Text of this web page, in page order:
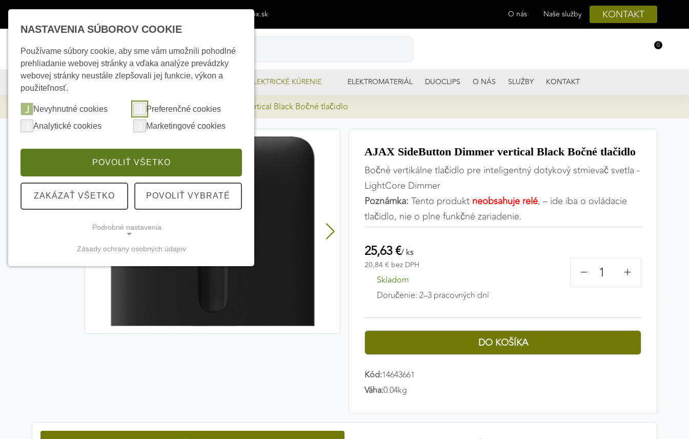
eshop@izimpx.sk O nás Naše služby KONTAKT
0
KAMEROVÉ SYSTÉMY ZABEZPEČOVACIE SYSTÉMY ELEKTRICKÉ KÚRENIE ELEKTROMATERIÁL DUOCLIPS O NÁS SLUŽBY KONTAKT
Elektrické kúrenie AJAX SideButton Dimmer vertical Black Bočné tlačidlo
AJAX SideButton Dimmer vertical Black Bočné tlačidlo
Bočné vertikálne tlačidlo pre inteligentný dotykový stmievač svetla -
LightCore Dimmer
Poznámka: Tento produkt neobsahuje relé, – ide iba o ovládacie
tlačidlo, nie o plne funkčné zariadenie.
25,63 €/ ks
20,84 € bez DPH
Skladom
Doručenie: 2–3 pracovných dní
− +
Kód:14643661
Váha:0.04kg
NASTAVENIA SÚBOROV COOKIE
Používame súbory cookie, aby sme vám umožnili pohodlné
prehliadanie webovej stránky a vďaka analýze prevádzky
webovej stránky neustále zlepšovali jej funkcie, výkon a
použiteľnosť.
Nevyhnutné cookies
Preferenčné cookies
Analytické cookies
Marketingové cookies
POVOLIŤ VŠETKO
ZAKÁZAŤ VŠETKO POVOLIŤ VYBRATÉ
Podrobné nastavenia
zvolený jazyk, región alebo prihlasovacie údaje. Vďaka
Zásady ochrany osobných údajov